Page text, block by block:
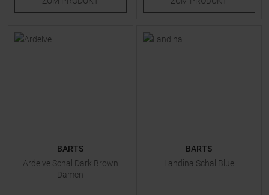
BARTS
Ardelve Schal Dark Brown
Damen
BARTS
Landina Schal Blue